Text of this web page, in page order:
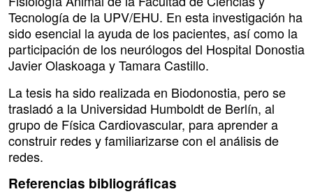
Tecnología de la UPV/EHU. En esta investigación ha
sido esencial la ayuda de los pacientes, así como la
participación de los neurólogos del Hospital Donostia
Javier Olaskoaga y Tamara Castillo.
La tesis ha sido realizada en Biodonostia, pero se
trasladó a la Universidad Humboldt de Berlín, al
grupo de Física Cardiovascular, para aprender a
construir redes y familiarizarse con el análisis de
redes.
Referencias bibliográficas